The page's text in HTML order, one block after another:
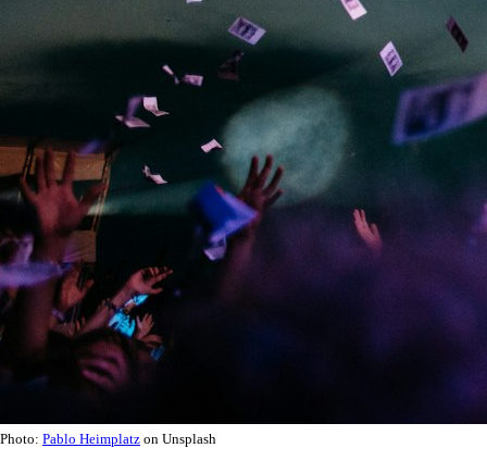
Photo: Pablo Heimplatz on Unsplash